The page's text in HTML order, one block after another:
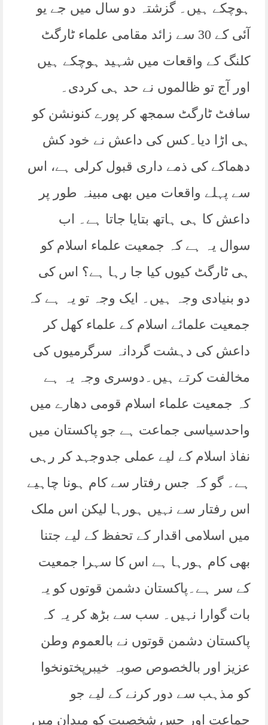
ہوچکے ہیں۔ گزشتہ دو سال میں جے یو
آئی کے 30 سے زائد مقامی علماء ٹارگٹ
کلنگ کے واقعات میں شہید ہوچکے ہیں
اور آج تو ظالموں نے حد ہی کردی۔
سافٹ ٹارگٹ سمجھ کر پورے کنونشن کو
ہی اڑا دیا۔کس کی داعش نے خود کش
دھماکے کی ذمے داری قبول کرلی ہے، اس
سے پہلے واقعات میں بھی مبینہ طور پر
داعش کا ہی ہاتھ بتایا جاتا ہے۔ اب
سوال یہ ہے کہ جمعیت علماء اسلام کو
ہی ٹارگٹ کیوں کیا جا رہا ہے؟ اس کی
دو بنیادی وجہ ہیں۔ ایک وجہ تو یہ ہے کہ
جمعیت علمائے اسلام کے علماء کھل کر
داعش کی دہشت گردانہ سرگرمیوں کی
مخالفت کرتے ہیں۔دوسری وجہ یہ ہے
کہ جمعیت علماء اسلام قومی دھارے میں
واحدسیاسی جماعت ہے جو پاکستان میں
نفاذ اسلام کے لیے عملی جدوجہد کر رہی
ہے۔ گو کہ جس رفتار سے کام ہونا چاہیے
اس رفتار سے نہیں ہورہا لیکن اس ملک
میں اسلامی اقدار کے تحفظ کے لیے جتنا
بھی کام ہورہا ہے اس کا سہرا جمعیت
کے سر ہے۔پاکستان دشمن قوتوں کو یہ
بات گوارا نہیں۔ سب سے بڑھ کر یہ کہ
پاکستان دشمن قوتوں نے بالعموم وطن
عزیز اور بالخصوص صوبہ خیبرپختونخوا
کو مذہب سے دور کرنے کے لیے جو
جماعت اور جس شخصیت کو میدان میں